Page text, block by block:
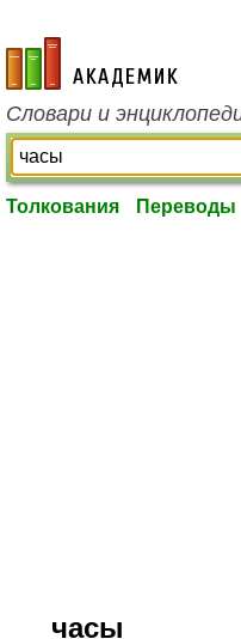
academic.ru
Словари и
Толкования Переводы
часы